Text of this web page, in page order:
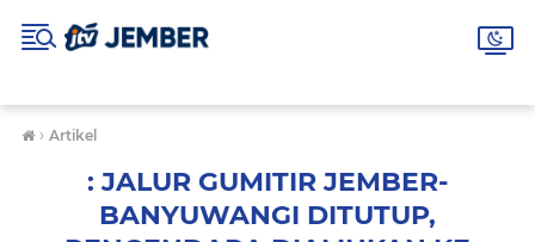
› Artikel
: JALUR GUMITIR JEMBER-
BANYUWANGI DITUTUP,